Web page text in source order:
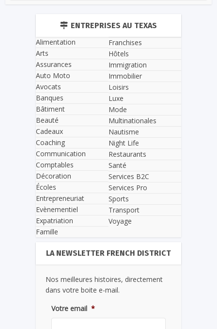
ENTREPRISES AU TEXAS
Alimentation
Arts
Assurances
Auto Moto
Avocats
Banques
Bâtiment
Beauté
Cadeaux
Coaching
Communication
Comptables
Décoration
Écoles
Entrepreneuriat
Evènementiel
Expatriation
Famille
Franchises
Hôtels
Immigration
Immobilier
Loisirs
Luxe
Mode
Multinationales
Nautisme
Night Life
Restaurants
Santé
Services B2C
Services Pro
Sports
Transport
Voyage
LA NEWSLETTER FRENCH DISTRICT
Nos meilleures histoires, directement
dans votre boite e-mail.
Votre email *